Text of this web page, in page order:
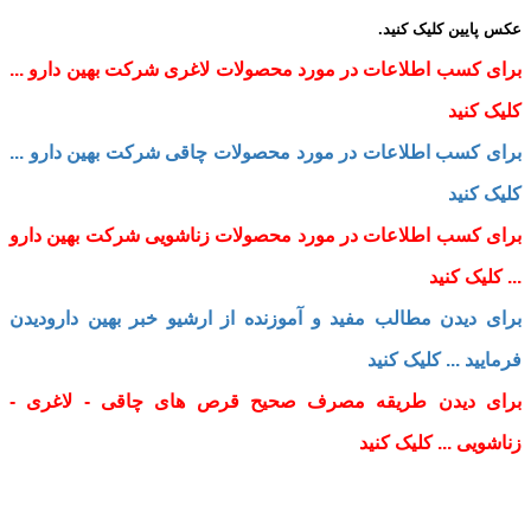
عکس پایین کلیک کنید.
برای کسب اطلاعات در مورد محصولات لاغری شرکت بهین دارو ...
کلیک کنید
برای کسب اطلاعات در مورد محصولات چاقی شرکت بهین دارو ...
کلیک کنید
برای کسب اطلاعات در مورد محصولات زناشویی شرکت بهین دارو
... کلیک کنید
برای دیدن مطالب مفید و آموزنده از ارشیو خبر بهین دارودیدن
فرمایید ... کلیک کنید
برای دیدن طریقه مصرف صحیح قرص های چاقی - لاغری -
زناشویی ... کلیک کنید